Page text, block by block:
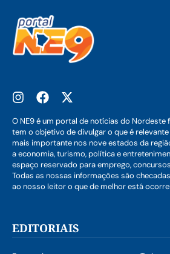
O NE9 é um portal de notícias do Nordeste
tem o objetivo de divulgar o que é
mais importante nos nove estados da
a economia, turismo, política e
espaço reservado para emprego,
Todas as nossas informações são
ao nosso leitor o que de melhor está
EDITORIAIS